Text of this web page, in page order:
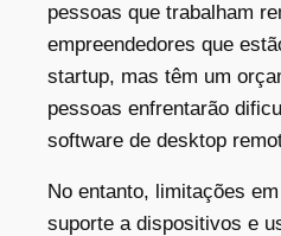
pessoas que trabalham
empreendedores que
startup, mas têm um
pessoas enfrentarão
software de desktop
No entanto, limitações
suporte a dispositivos e